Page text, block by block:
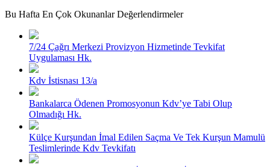
Bu Hafta En Çok Okunanlar Değerlendirmeler
7/24 Çağrı Merkezi Provizyon Hizmetinde Tevkifat
Uygulaması Hk.
Kdv İstisnası 13/a
Bankalarca Ödenen Promosyonun Kdv’ye Tabi Olup
Olmadığı Hk.
Külçe Kurşundan İmal Edilen Saçma Ve Tek Kurşun Mamulü
Teslimlerinde Kdv Tevkifatı